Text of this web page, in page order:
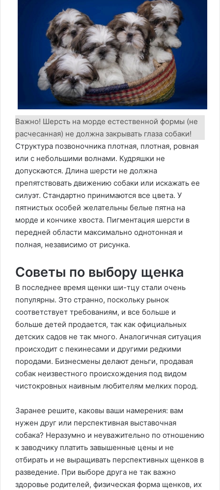
Важно! Шерсть на морде естественной формы (не
расчесанная) не должна закрывать глаза собаки!
Структура позвоночника плотная, плотная, ровная
или с небольшими волнами. Кудряшки не
допускаются. Длина шерсти не должна
препятствовать движению собаки или искажать ее
силуэт. Стандартно принимаются все цвета. У
пятнистых особей желательны белые пятна на
морде и кончике хвоста. Пигментация шерсти в
передней области максимально однотонная и
полная, независимо от рисунка.
Советы по выбору щенка
В последнее время щенки ши-тцу стали очень
популярны. Это странно, поскольку рынок
соответствует требованиям, и все больше и
больше детей продается, так как официальных
детских садов не так много. Аналогичная ситуация
происходит с пекинесами и другими редкими
породами. Бизнесмены делают деньги, продавая
собак неизвестного происхождения под видом
чистокровных наивным любителям мелких пород.
Заранее решите, каковы ваши намерения: вам
нужен друг или перспективная выставочная
собака? Неразумно и неуважительно по отношению
к заводчику платить завышенные цены и не
отбирать и не выращивать перспективных щенков в
разведение. При выборе друга не так важно
здоровье родителей, физическая форма щенков, их